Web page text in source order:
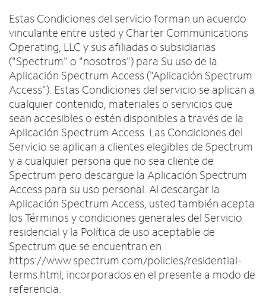
e
n
l
a
l
i
s
t
a
Estas Condiciones del servicio forman un acuerdo
vinculante entre usted y Charter Communications
Operating, LLC y sus afiliadas o subsidiarias
("Spectrum" o "nosotros") para Su uso de la
Aplicación Spectrum Access ("Aplicación Spectrum
Access"). Estas Condiciones del servicio se aplican a
cualquier contenido, materiales o servicios que
sean accesibles o estén disponibles a través de la
Aplicación Spectrum Access. Las Condiciones del
Servicio se aplican a clientes elegibles de Spectrum
y a cualquier persona que no sea cliente de
Spectrum pero descargue la Aplicación Spectrum
Access para su uso personal. Al descargar la
Aplicación Spectrum Access, usted también acepta
los Términos y condiciones generales del Servicio
residencial y la Política de uso aceptable de
Spectrum que se encuentran en
https://www.spectrum.com/policies/residential-
terms.html, incorporados en el presente a modo de
referencia.